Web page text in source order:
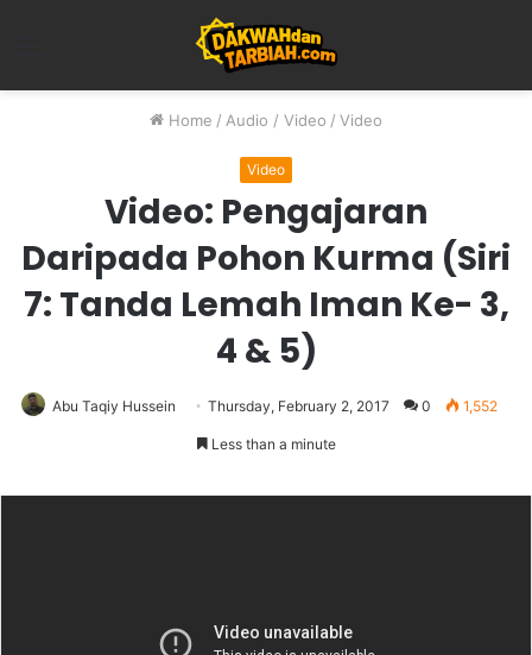
Home / Audio / Video / Video
Video
Video: Pengajaran
Daripada Pohon Kurma (Siri
7: Tanda Lemah Iman Ke- 3,
4 & 5)
Abu Taqiy Hussein Thursday, February 2, 2017 0 1,552
Less than a minute